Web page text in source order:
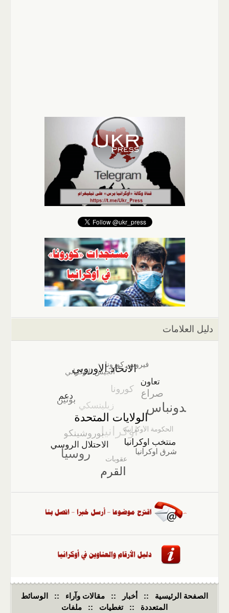
دليل العلامات
الصفحة الرئيسية :: أخبار :: مقالات وآراء ::
الوسائط
المتعددة
:: تغطيات :: ملفات